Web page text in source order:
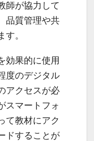
師が協力して
品質管理や共
。
効果的に使用
度のデジタル
アクセスが必
スマートフォ
て教材にアク
ドすることが